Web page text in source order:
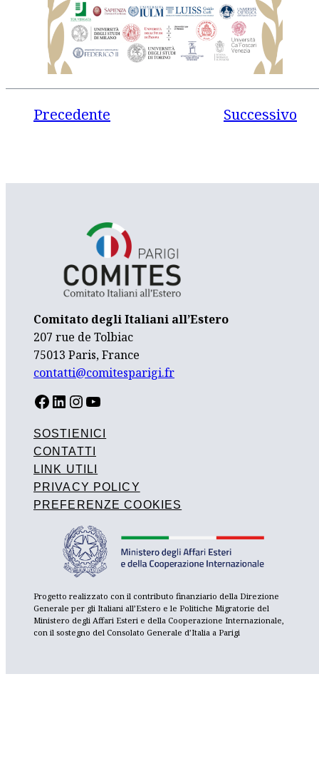
Precedente Successivo
Comitato degli Italiani all’Estero
207 rue de Tolbiac
75013 Paris, France
contatti@comitesparigi.fr
FACEBOOK LINKEDIN INSTAGRAM YOUTUBE
SOSTIENICI
CONTATTI
LINK UTILI
PRIVACY POLICY
PREFERENZE COOKIES
Progetto realizzato con il contributo finanziario della Direzione
Generale per gli Italiani all’Estero e le Politiche Migratorie del
Ministero degli Affari Esteri e della Cooperazione Internazionale,
con il sostegno del Consolato Generale d’Italia a Parigi